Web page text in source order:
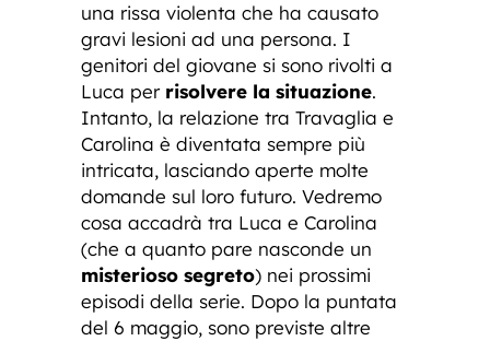
una rissa violenta che ha causato
gravi lesioni ad una persona. I
genitori del giovane si sono rivolti a
Luca per risolvere la situazione.
Intanto, la relazione tra Travaglia e
Carolina è diventata sempre più
intricata, lasciando aperte molte
domande sul loro futuro. Vedremo
cosa accadrà tra Luca e Carolina
(che a quanto pare nasconde un
misterioso segreto) nei prossimi
episodi della serie. Dopo la puntata
del 6 maggio, sono previste altre